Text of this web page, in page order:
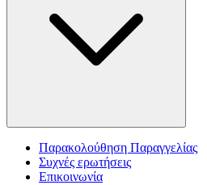
Παρακολούθηση Παραγγελίας
Συχνές ερωτήσεις
Επικοινωνία